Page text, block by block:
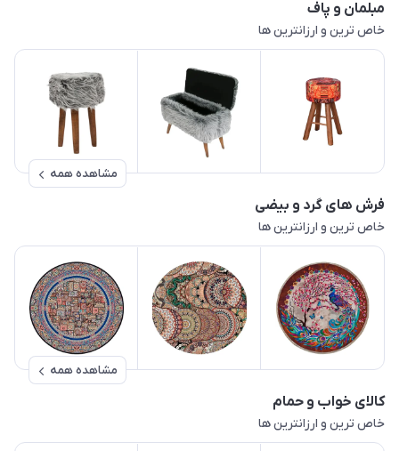
مبلمان و پاف
خاص ترین و ارزانترین ها
مشاهده همه
فرش های گرد و بیضی
خاص ترین و ارزانترین ها
مشاهده همه
کالای خواب و حمام
خاص ترین و ارزانترین ها